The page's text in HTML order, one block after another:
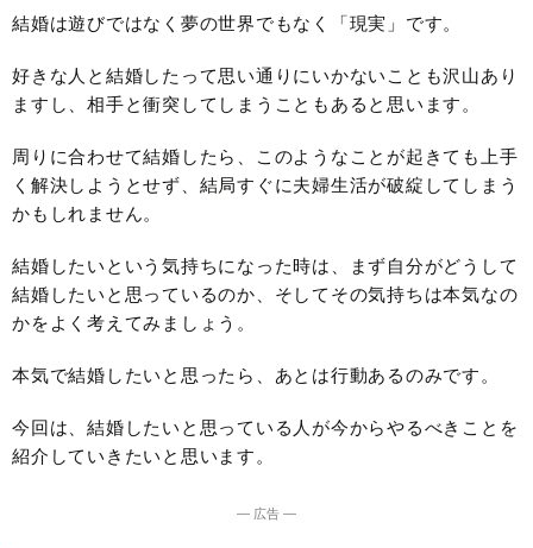
結婚は遊びではなく夢の世界でもなく「現実」です。
好きな人と結婚したって思い通りにいかないことも沢山あり
ますし、相手と衝突してしまうこともあると思います。
周りに合わせて結婚したら、このようなことが起きても上手
く解決しようとせず、結局すぐに夫婦生活が破綻してしまう
かもしれません。
結婚したいという気持ちになった時は、まず自分がどうして
結婚したいと思っているのか、そしてその気持ちは本気なの
かをよく考えてみましょう。
本気で結婚したいと思ったら、あとは行動あるのみです。
今回は、結婚したいと思っている人が今からやるべきことを
紹介していきたいと思います。
― 広告 ―